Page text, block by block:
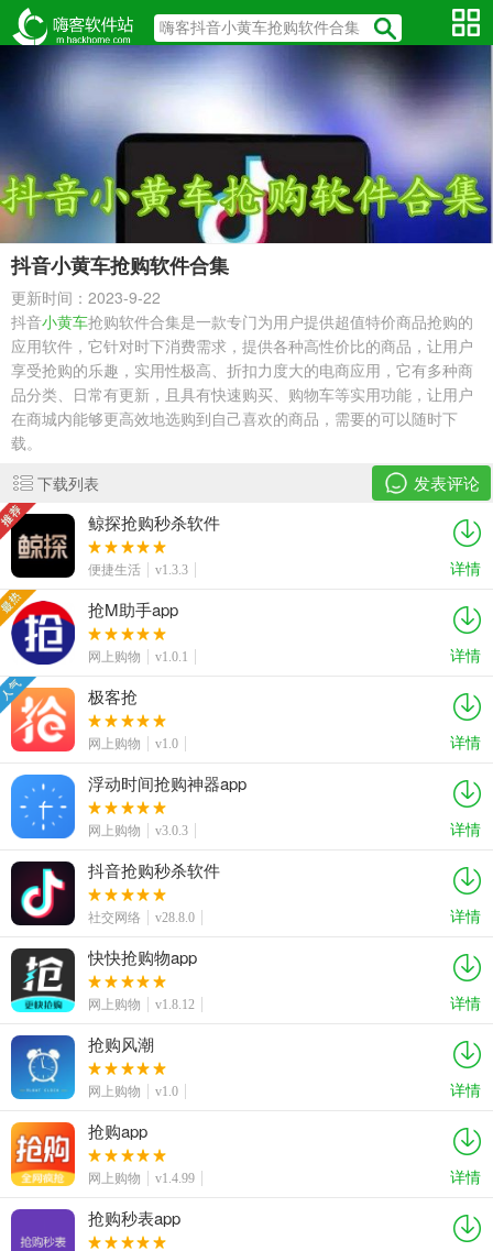
抖音小黄车抢购软件合集
更新时间：2023-9-22
抖音小黄车抢购软件合集是一款专门为用户提供超值特价商品抢购的
应用软件，它针对时下消费需求，提供各种高性价比的商品，让用户
享受抢购的乐趣，实用性极高、折扣力度大的电商应用，它有多种商
品分类、日常有更新，且具有快速购买、购物车等实用功能，让用户
在商城内能够更高效地选购到自己喜欢的商品，需要的可以随时下
载。
下载列表
发表评论
鲸探抢购秒杀软件
便捷生活 v1.3.3 详情
抢M助手app
网上购物 v1.0.1 详情
极客抢
网上购物 v1.0 详情
浮动时间抢购神器app
网上购物 v3.0.3 详情
抖音抢购秒杀软件
社交网络 v28.8.0 详情
快快抢购物app
网上购物 v1.8.12 详情
抢购风潮
网上购物 v1.0 详情
抢购app
网上购物 v1.4.99 详情
抢购秒表app